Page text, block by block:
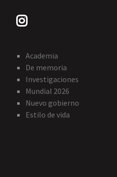
Academia
De memoria
Investigaciones
Mundial 2026
Nuevo gobierno
Estilo de vida